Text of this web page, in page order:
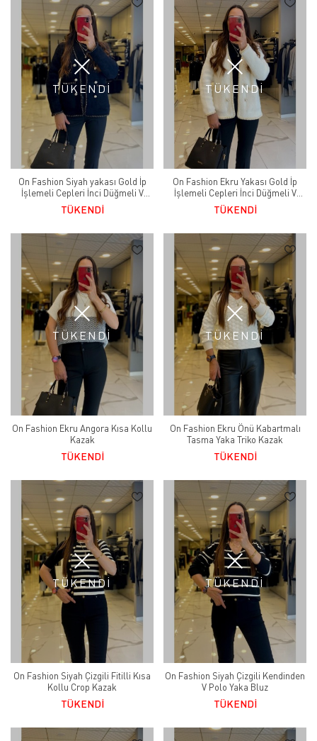
TÜKENDİ
On Fashion Siyah yakası Gold İp
İşlemeli Cepleri İnci Düğmeli V
Yaka Hırka
TÜKENDİ
TÜKENDİ
On Fashion Ekru Yakası Gold İp
İşlemeli Cepleri İnci Düğmeli V
Yaka Hırka
TÜKENDİ
TÜKENDİ
On Fashion Ekru Angora Kısa Kollu
Kazak
TÜKENDİ
TÜKENDİ
On Fashion Ekru Önü Kabartmalı
Tasma Yaka Triko Kazak
TÜKENDİ
TÜKENDİ
On Fashion Siyah Çizgili Fitilli Kısa
Kollu Crop Kazak
TÜKENDİ
TÜKENDİ
On Fashion Siyah Çizgili Kendinden
V Polo Yaka Bluz
TÜKENDİ